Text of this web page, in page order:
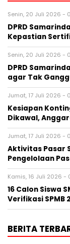
Senin, 20 Juli 2026 -
DPRD
Kepastian
Senin, 20 Juli 2026 -
DPRD
agar Tak
Jumat, 17 Juli 2026 -
Kesiapan
Dikawal,
Jumat, 17 Juli 2026 -
Aktivitas Pasar
Pengelolaan
Kamis, 16 Juli 2026 -
16 Calon Siswa
Verifikasi SPMB
BERITA